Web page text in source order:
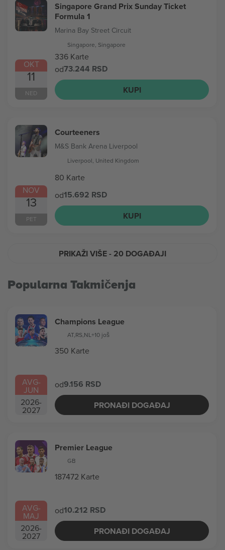
OKT
11
NED
Singapore Grand Prix Sunday Ticket
Formula 1
Marina Bay Street Circuit
Singapore, Singapore
336 Karte
od73.244 RSD
KUPI
NOV
13
PET
Courteeners
M&S Bank Arena Liverpool
Liverpool, United Kingdom
80 Karte
od15.692 RSD
KUPI
PRIKAŽI VIŠE- 20 DOGAĐAJI
Popularna Takmičenja
AVG-
JUN
2026-
2027
Champions League
AT,RS,NL+10 još
350 Karte
od9.156 RSD
PRONAĐI DOGAĐAJ
AVG-
MAJ
2026-
2027
Premier League
GB
187472 Karte
od10.212 RSD
PRONAĐI DOGAĐAJ